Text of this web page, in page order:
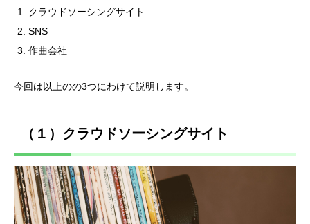
クラウドソーシングサイト
SNS
作曲会社
今回は以上のの3つにわけて説明します。
（１）クラウドソーシングサイト